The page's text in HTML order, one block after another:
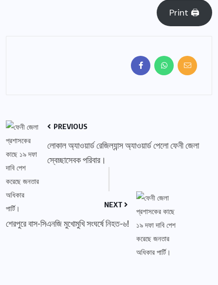
Print 🖨
PREVIOUS
লোকাল অ্যাওয়ার্ড রেজিল্যান্স অ্যাওয়ার্ড পেলো ফেনী জেলা
স্বেচ্ছাসেবক পরিবার।
NEXT
শেরপুরে বাস-সিএনজি মুখোমুখি সংঘর্ষে নিহত-৬!